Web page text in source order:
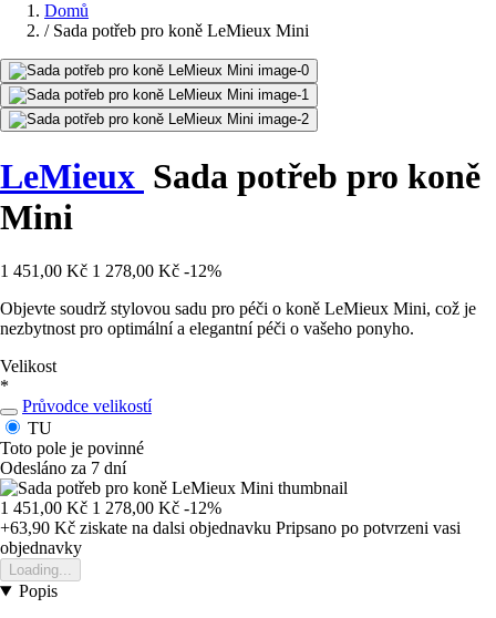
Domů
/ Sada potřeb pro koně LeMieux Mini
LeMieux Sada potřeb pro koně
Mini
1 451,00 Kč 1 278,00 Kč -12%
Objevte soudrž stylovou sadu pro péči o koně LeMieux Mini, což je
nezbytnost pro optimální a elegantní péči o vašeho ponyho.
Velikost
*
Průvodce velikostí
TU
Toto pole je povinné
Odesláno za 7 dní
1 451,00 Kč 1 278,00 Kč -12%
+63,90 Kč ziskate na dalsi objednavku Pripsano po potvrzeni vasi
objednavky
Loading...
Popis